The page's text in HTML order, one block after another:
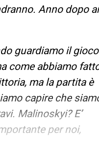
Anno dopo
guardiamo il gioco
come abbiamo
ma la partita è
capire che
. Malinoskyi? E’
per noi,